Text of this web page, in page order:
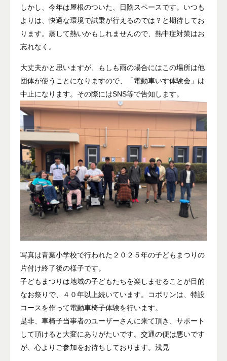
しかし、今年は屋根のついた、日陰スペースです。いつも
よりは、快適な環境で試乗が行えるのでは？と期待してお
ります。蒸して熱いかもしれませんので、熱中症対策はお
忘れなく。
大丈夫かと思いますが、もしも雨の場合にはこの場所は他
団体が使うことになりますので、「電動車いす体験会」は
中止になります。その際にはSNS等で告知します。
写真は青葉小学校で行われた２０２５年の子どもまつりの
片付け終了後の様子です。
子どもまつりは地域の子どもたちを楽しませることが目的
なお祭りで、４０年以上続いています。コボリンは、特設
コースを作って電動車椅子体験を行います。
是非、車椅子当事者のユーザーさんに来て頂き、サポート
して頂けると大変にありがたいです。交通の便は悪いです
が、心よりご参加をお待ちしております。浅見